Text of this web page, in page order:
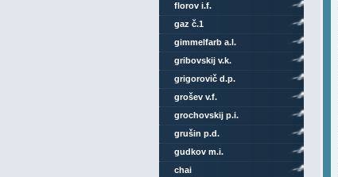
florov i.f.
gaz č.1
gimmelfarb a.l.
gribovskij v.k.
grigorovič d.p.
grošev v.f.
grochovskij p.i.
grušin p.d.
gudkov m.i.
chai